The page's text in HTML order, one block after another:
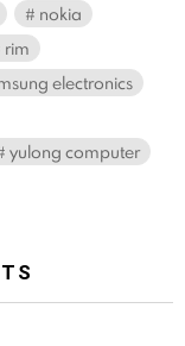
nokia
rim
electronics
yulong computer